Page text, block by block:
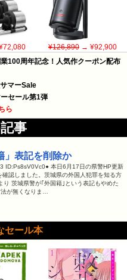
¥126,890→ ¥92,900
100周年記念！人気作クーポン配布
マーSale
セール第1弾
ら
事
」表記を削除か
ID:Ps8sV0Vc0● 本日6月17日の県警HP更新
認しました。茨城県の外国人犯罪を知る方
茨城県警が｢外国籍｣という表記もやめた
が無くなりま…
セール本